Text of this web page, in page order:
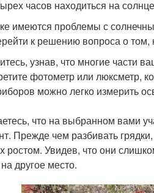
часов находиться на
имеются проблемы с
к решению вопроса о
узнав, что многие части
фотометр или люксметр,
можно легко измерить
что на выбранном вами
Прежде чем разбивать
ростом. Увидев, что они
другое место.